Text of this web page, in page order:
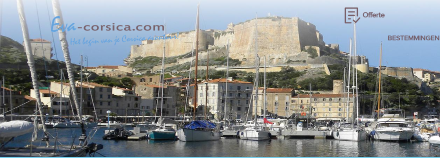
Offerte
BESTEMMINGEN